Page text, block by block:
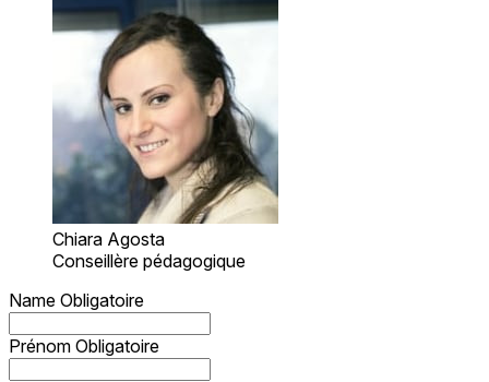
Chiara Agosta
Conseillère pédagogique
Name Obligatoire
Prénom Obligatoire